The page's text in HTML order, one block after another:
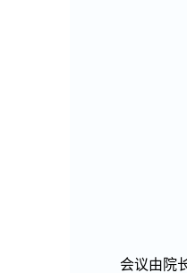
会议由院